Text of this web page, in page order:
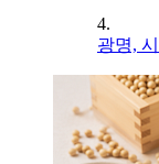
4.
광명,